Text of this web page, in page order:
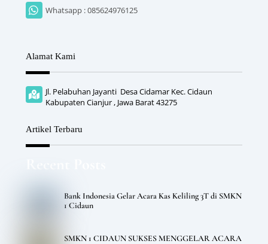
Whatsapp : 085624976125
Alamat Kami
Jl. Pelabuhan Jayanti Desa Cidamar Kec. Cidaun
Kabupaten Cianjur , Jawa Barat 43275
Artikel Terbaru
Bank Indonesia Gelar Acara Kas Keliling 3T di SMKN
1 Cidaun
SMKN 1 CIDAUN SUKSES MENGGELAR ACARA